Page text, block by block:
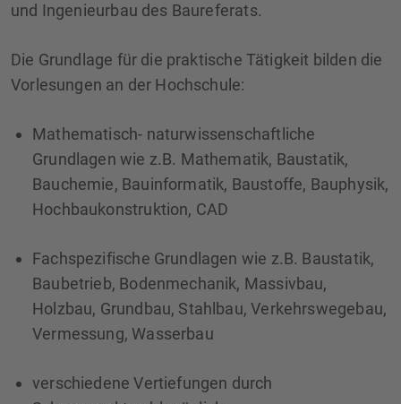
und Ingenieurbau des Baureferats.
Die Grundlage für die praktische Tätigkeit bilden die
Vorlesungen an der Hochschule:
Mathematisch- naturwissenschaftliche
Grundlagen wie z.B. Mathematik, Baustatik,
Bauchemie, Bauinformatik, Baustoffe, Bauphysik,
Hochbaukonstruktion, CAD
Fachspezifische Grundlagen wie z.B. Baustatik,
Baubetrieb, Bodenmechanik, Massivbau,
Holzbau, Grundbau, Stahlbau, Verkehrswegebau,
Vermessung, Wasserbau
verschiedene Vertiefungen durch